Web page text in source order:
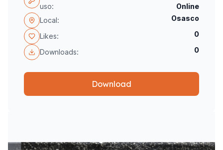
uso:
Online
Local:
Osasco
Likes: 0
Downloads: 0
Download